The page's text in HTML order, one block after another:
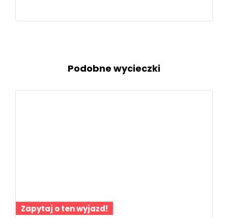
Podobne wycieczki
Zapytaj o ten wyjazd!